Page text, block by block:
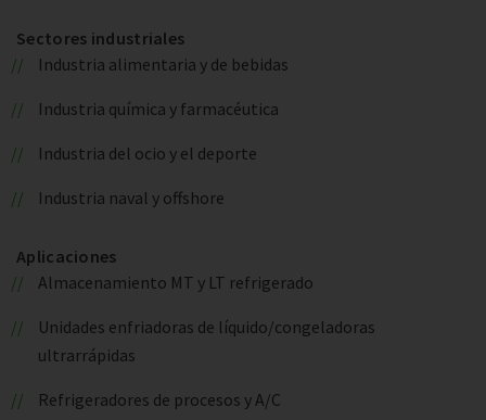
Sectores industriales
Industria alimentaria y de bebidas
Industria química y farmacéutica
Industria del ocio y el deporte
Industria naval y offshore
Aplicaciones
Almacenamiento MT y LT refrigerado
Unidades enfriadoras de líquido/congeladoras
ultrarrápidas
Refrigeradores de procesos y A/C